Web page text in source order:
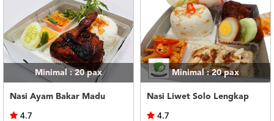
Minimal : 20pax
Nasi Ayam Bakar Madu
4.7
Minimal : 20pax
Nasi Liwet Solo Lengkap
4.7